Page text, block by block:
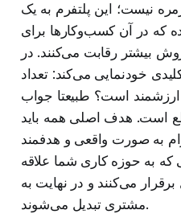
نیست؛ این پلتفرم به یک
که در آن کسب‌وکارها برای
بیشتر رقابت می‌کنند. در
خودنمایی می‌کند: تعداد
ارزشمند است؟ طبیعتا جواب
است. هدف اصلی همه باید
به صورت واقعی و هدفمند
به حوزه کاری شما علاقه
می‌کنند و در نهایت به
مشتری تبدیل می‌شوند.